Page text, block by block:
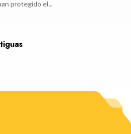
protegido el...